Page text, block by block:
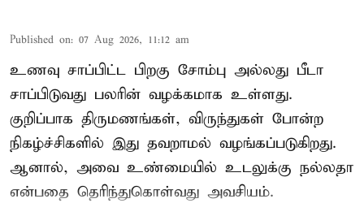
Published on: 07 Aug 2026, 11:12 am
உணவு சாப்பிட்ட பிறகு சோம்பு அல்லது பீடா
சாப்பிடுவது பலரின் வழக்கமாக உள்ளது.
குறிப்பாக திருமணங்கள், விருந்துகள் போன்ற
நிகழ்ச்சிகளில் இது தவறாமல் வழங்கப்படுகிறது.
ஆனால், அவை உண்மையில் உடலுக்கு நல்லதா
என்பதை தெரிந்துகொள்வது அவசியம்.